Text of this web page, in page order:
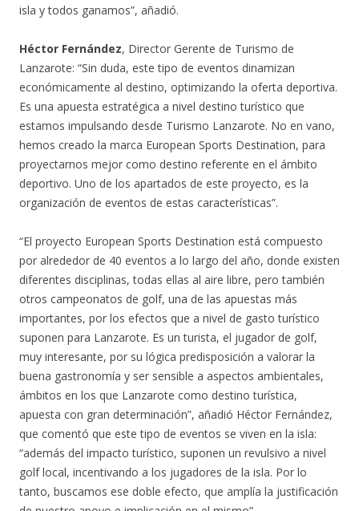
isla y todos ganamos”, añadió.
Héctor Fernández, Director Gerente de Turismo de
Lanzarote: “Sin duda, este tipo de eventos dinamizan
económicamente al destino, optimizando la oferta deportiva.
Es una apuesta estratégica a nivel destino turístico que
estamos impulsando desde Turismo Lanzarote. No en vano,
hemos creado la marca European Sports Destination, para
proyectarnos mejor como destino referente en el ámbito
deportivo. Uno de los apartados de este proyecto, es la
organización de eventos de estas características”.
“El proyecto European Sports Destination está compuesto
por alrededor de 40 eventos a lo largo del año, donde existen
diferentes disciplinas, todas ellas al aire libre, pero también
otros campeonatos de golf, una de las apuestas más
importantes, por los efectos que a nivel de gasto turístico
suponen para Lanzarote. Es un turista, el jugador de golf,
muy interesante, por su lógica predisposición a valorar la
buena gastronomía y ser sensible a aspectos ambientales,
ámbitos en los que Lanzarote como destino turística,
apuesta con gran determinación”, añadió Héctor Fernández,
que comentó que este tipo de eventos se viven en la isla:
“además del impacto turístico, suponen un revulsivo a nivel
golf local, incentivando a los jugadores de la isla. Por lo
tanto, buscamos ese doble efecto, que amplía la justificación